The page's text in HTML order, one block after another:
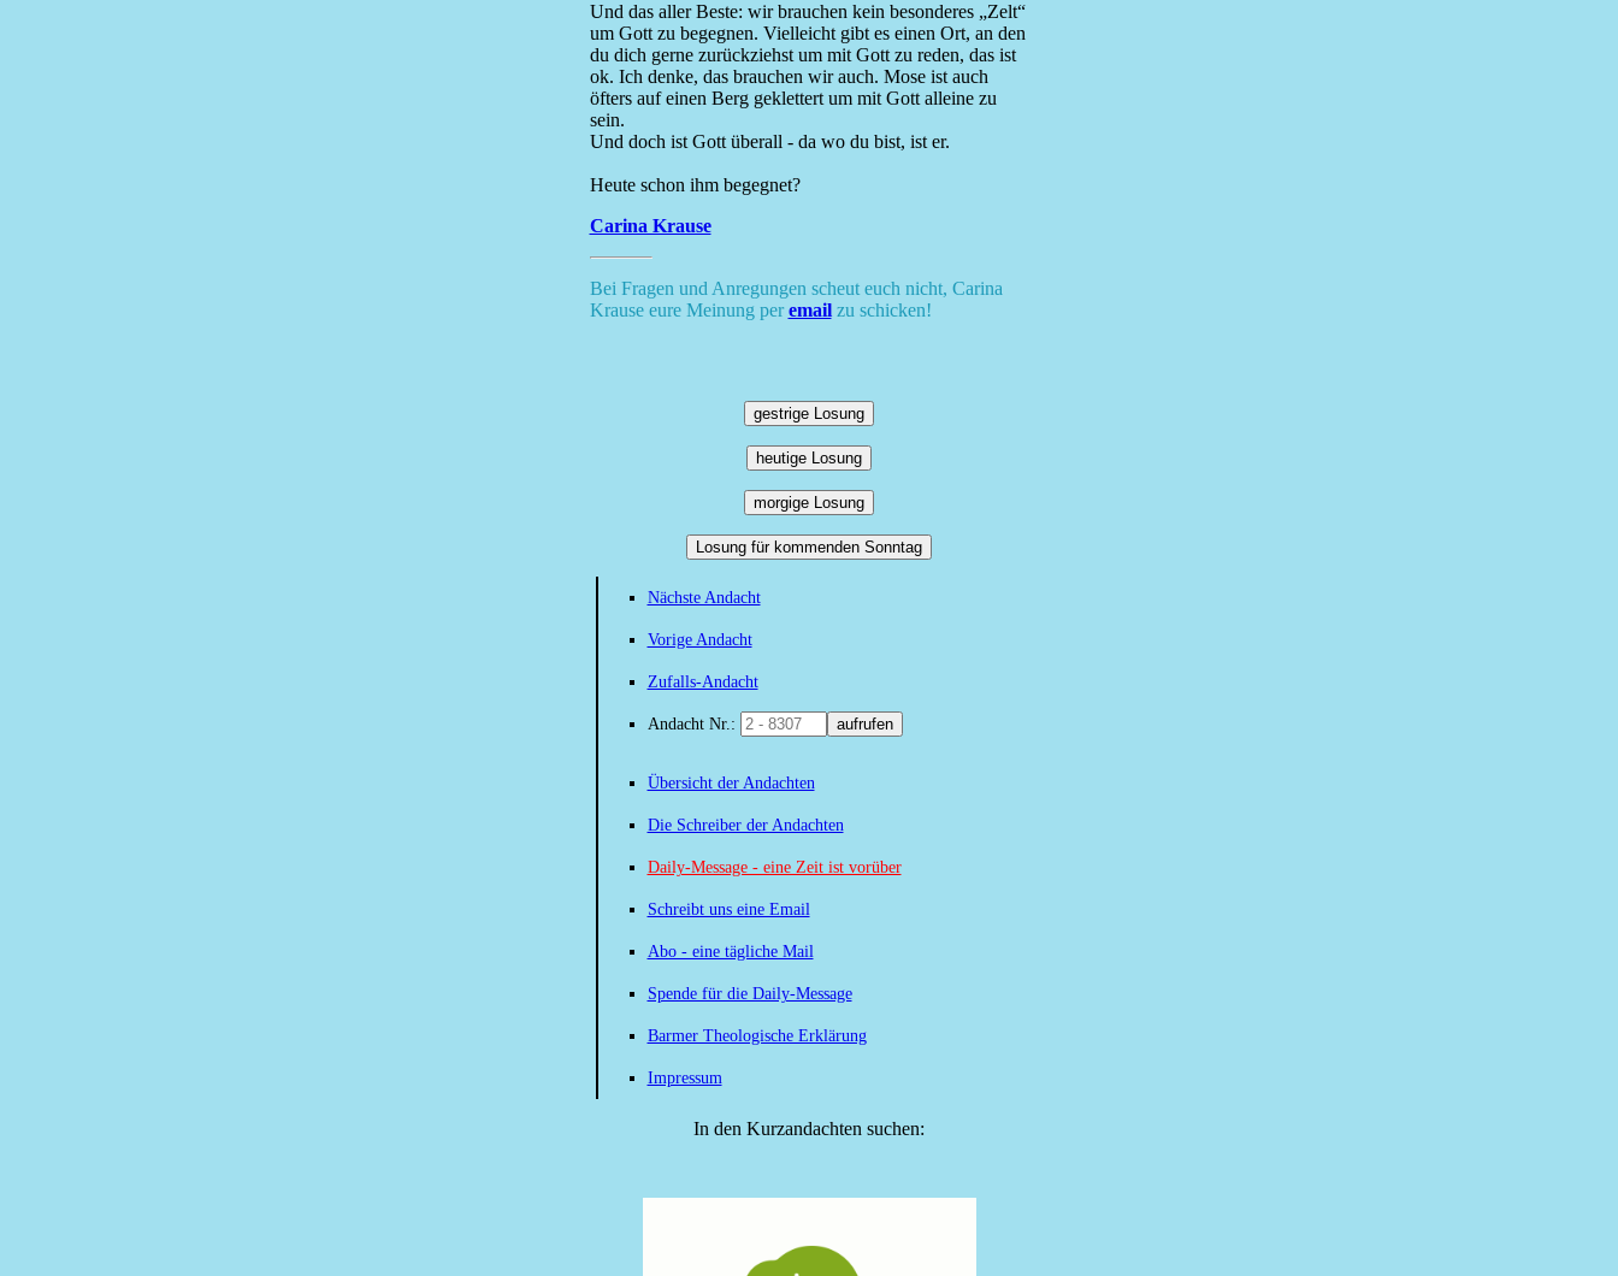
Und das aller Beste: wir brauchen kein besonderes „Zelt“
um Gott zu begegnen. Vielleicht gibt es einen Ort, an den
du dich gerne zurückziehst um mit Gott zu reden, das ist
ok. Ich denke, das brauchen wir auch. Mose ist auch
öfters auf einen Berg geklettert um mit Gott alleine zu
sein.
Und doch ist Gott überall - da wo du bist, ist er.
Heute schon ihm begegnet?
Carina Krause
Bei Fragen und Anregungen scheut euch nicht, Carina
Krause eure Meinung peremailzu schicken!
gestrige Losung
heutige Losung
morgige Losung
Losung für kommenden Sonntag
Nächste Andacht
Vorige Andacht
Zufalls-Andacht
Andacht Nr.: aufrufen
Übersicht der Andachten
Die Schreiber der Andachten
Daily-Message - eine Zeit ist vorüber
Schreibt uns eine Email
Abo - eine tägliche Mail
Spende für die Daily-Message
Barmer Theologische Erklärung
Impressum
In den Kurzandachten suchen: